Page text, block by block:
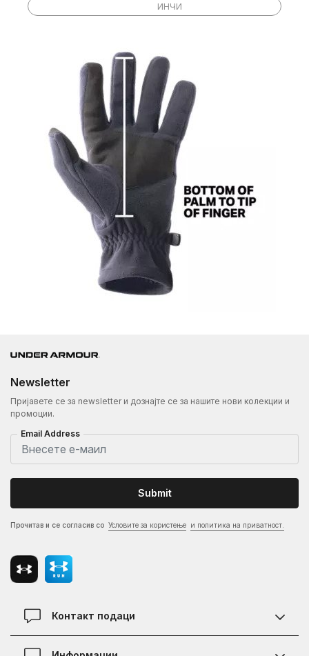
7 – 7 ½
7 ⅝ – 8 ⅛
8 ¼ – 8 ¾
ИНЧИ
Newsletter
Пријавете се за newsletter и дознајте се за нашите нови колекции и
промоции.
Email Address
Submit
Прочитав и се согласив со Условите за користење и политика на приватност.
Контакт подаци
Контакт